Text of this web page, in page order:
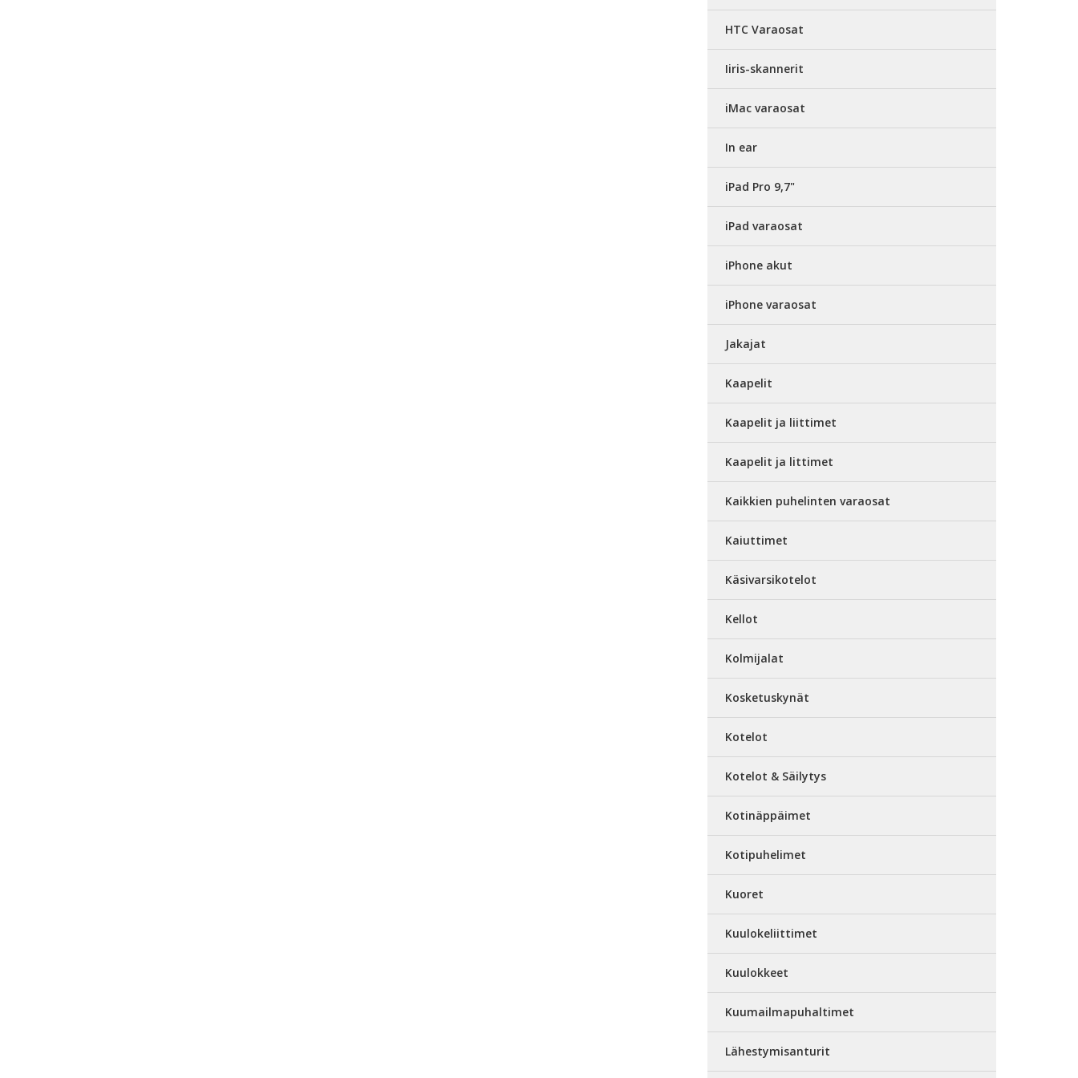
HTC Varaosat
Iiris-skannerit
iMac varaosat
In ear
iPad Pro 9,7"
iPad varaosat
iPhone akut
iPhone varaosat
Jakajat
Kaapelit
Kaapelit ja liittimet
Kaapelit ja littimet
Kaikkien puhelinten varaosat
Kaiuttimet
Käsivarsikotelot
Kellot
Kolmijalat
Kosketuskynät
Kotelot
Kotelot & Säilytys
Kotinäppäimet
Kotipuhelimet
Kuoret
Kuulokeliittimet
Kuulokkeet
Kuumailmapuhaltimet
Lähestymisanturit